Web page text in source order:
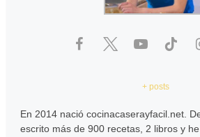
+ posts
En 2014 nació cocinacaserayfacil.net.
escrito más de 900 recetas, 2 libros y